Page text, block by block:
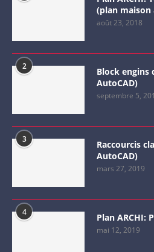
(plan maison
août 23, 2018
2
Block engins
AutoCAD)
septembre 5,
3
Raccourcis
AutoCAD)
mars 27, 2019
4 Plan ARCHI:
mai 12, 2019